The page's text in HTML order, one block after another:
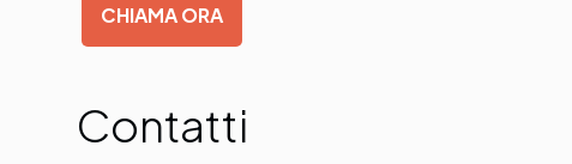
CHIAMA ORA
Contatti